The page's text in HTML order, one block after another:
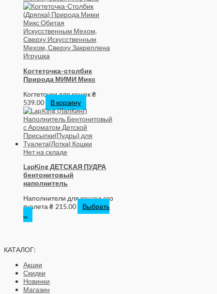
Когтеточка-столбик
Природа МИМИ Микс
Когтеточки для кошек₴
539.00
В корзину
Нет на складе
LapKing ДЕТСКАЯ ПУДРА
бентонитовый
наполнитель
Наполнители для кошачьего
туалета ₴ 215.00
Выбрать
...
КАТАЛОГ:
Акции
Скидки
Новинки
Магазин